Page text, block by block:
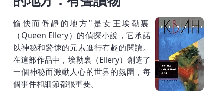
愉快而僻靜的地方"是女王埃勒裏
（Queen Ellery）的偵探小說，它承諾
以神秘和驚悚的元素進行有趣的閱讀。
在這部作品中，埃勒裏（Ellery）創造了
一個神秘而激動人心的世界的氛圍，每
個事件和細節都很重要。